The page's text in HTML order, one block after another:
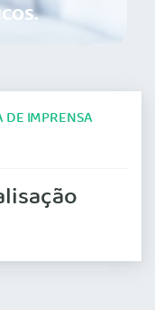
DE IMPRENSA